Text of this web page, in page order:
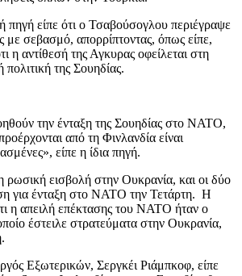
πηγή είπε ότι ο Τσαβούσογλου περιέγραψε
με σεβασμό, απορρίπτοντας, όπως είπε,
η αντίθεσή της Αγκυρας οφείλεται στη
πολιτική της Σουηδίας.
την ένταξη της Σουηδίας στο ΝΑΤΟ,
από τη Φινλανδία είναι
είπε η ίδια πηγή.
ρωσική εισβολή στην Ουκρανία, και οι δύο
για ένταξη στο ΝΑΤΟ την Τετάρτη. Η
η απειλή επέκτασης του ΝΑΤΟ ήταν ο
έστειλε στρατεύματα στην Ουκρανία,
Εξωτερικών, Σεργκέι Ριάμπκοφ, είπε